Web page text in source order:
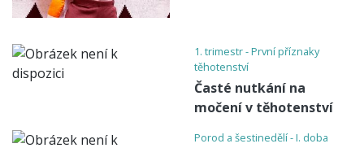
1. trimestr - První příznaky
těhotenství
Časté nutkání na
močení v těhotenství
Porod a šestinedělí - I. doba